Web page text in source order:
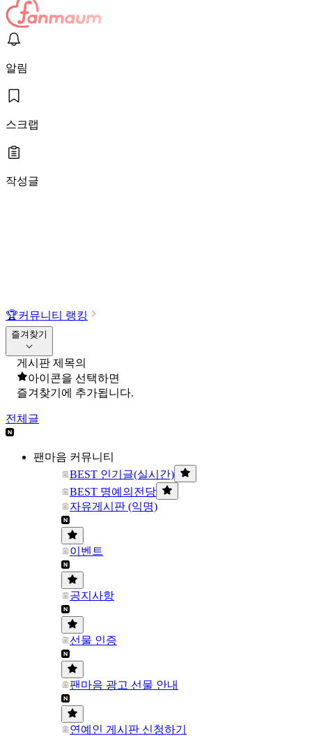
알림
스크랩
작성글
🏆커뮤니티 랭킹
즐겨찾기
게시판 제목의
아이콘을 선택하면
즐겨찾기에 추가됩니다.
전체글
팬마음 커뮤니티
BEST 인기글(실시간)
BEST 명예의전당
자유게시판 (익명)
이벤트
공지사항
선물 인증
팬마음 광고 선물 안내
연예인 게시판 신청하기